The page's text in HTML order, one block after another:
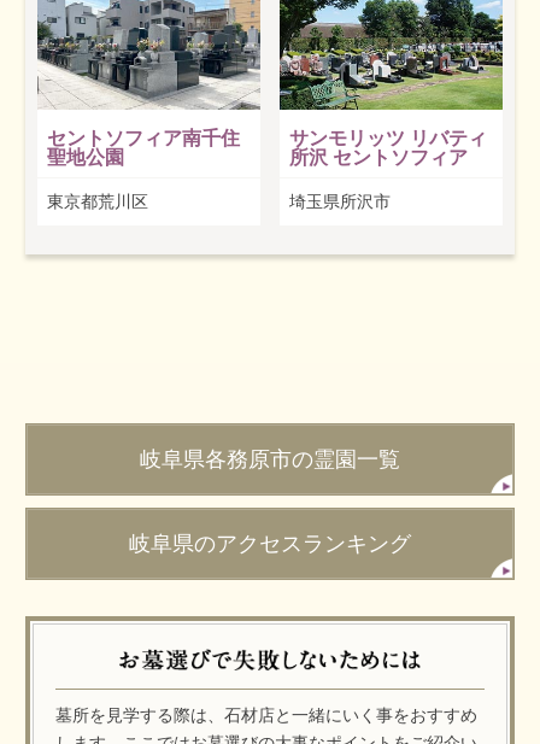
セントソフィア南千住
聖地公園
東京都荒川区
サンモリッツ リバティ
所沢 セントソフィア
埼玉県所沢市
岐阜県各務原市の霊園一覧
岐阜県のアクセスランキング
墓所を見学する際は、石材店と一緒にいく事をおすすめ